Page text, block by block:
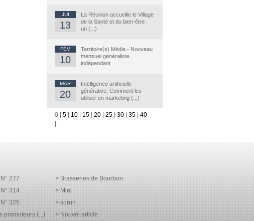
JUI
13
La Réunion accueille le Village
de la Santé et du bien-être :
un (...)
FÉV
10
Territoire(s) Média - Nouveau
mensuel généraliste
indépendant
MAR
20
Intelligence artificielle
générative. Comment les
utiliser en marketing (...)
0 5 10 15 20 25 30 35
40
...
277
314
325
promoteurs (...)
> Brasseries de Bourbon
> Mini
> sorun
> Nouvel article